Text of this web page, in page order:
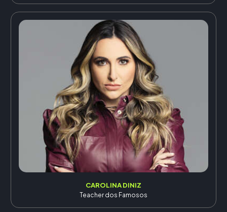
CAROLINA DINIZ
Teacher dos Famosos